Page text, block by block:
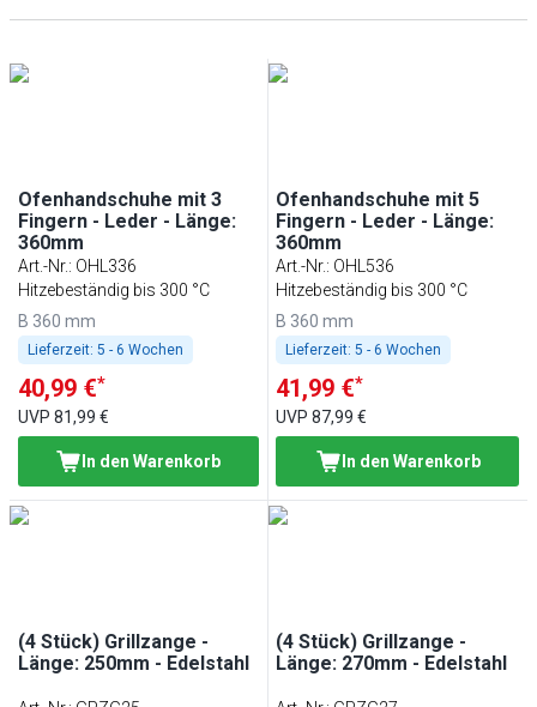
Ofenhandschuhe mit 3
Fingern - Leder - Länge:
360mm
Art.-Nr.: OHL336
Hitzebeständig bis 300 °C
B 360 mm
Lieferzeit: 5 - 6 Wochen
40,99 €*
UVP 81,99 €
In den Warenkorb
Ofenhandschuhe mit 5
Fingern - Leder - Länge:
360mm
Art.-Nr.: OHL536
Hitzebeständig bis 300 °C
B 360 mm
Lieferzeit: 5 - 6 Wochen
41,99 €*
UVP87,99 €
In den Warenkorb
(4 Stück) Grillzange -
Länge: 250mm - Edelstahl
(4 Stück) Grillzange -
Länge: 270mm - Edelstahl